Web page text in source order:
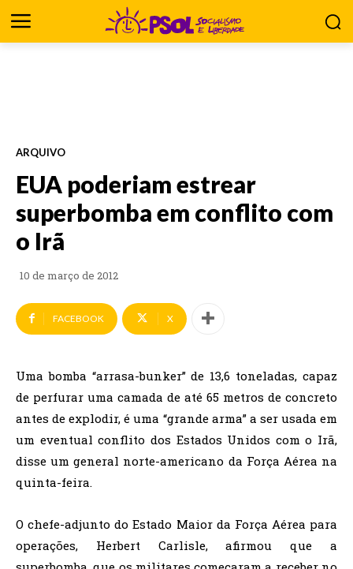
ARQUIVO
EUA poderiam estrear
superbomba em conflito com
o Irã
10 de março de 2012
FACEBOOK X
Uma bomba “arrasa-bunker” de 13,6 toneladas, capaz
de perfurar uma camada de até 65 metros de concreto
antes de explodir, é uma “grande arma” a ser usada em
um eventual conflito dos Estados Unidos com o Irã,
disse um general norte-americano da Força Aérea na
quinta-feira.
O chefe-adjunto do Estado Maior da Força Aérea para
operações, Herbert Carlisle, afirmou que a